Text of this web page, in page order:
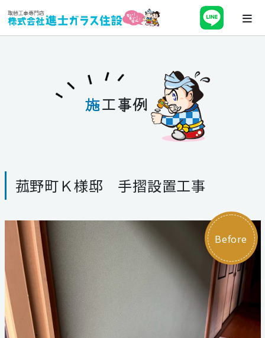
施工事例
スタッフ紹介
お見積り・お問い合わせ
個人情報保護方針
施工事例
菰野町Ｋ様邸 手摺設置工事
Before